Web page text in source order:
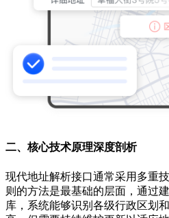
二、核心技术原理深度剖析
现代地址解析接口通常采用多重
则的方法是最基础的层面，通过
库，系统能够识别各级行政区划